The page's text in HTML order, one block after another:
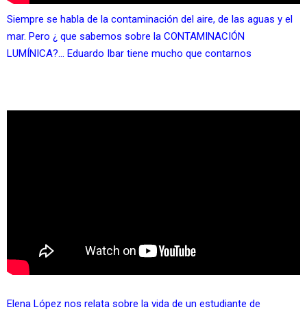
Siempre se habla de la contaminación del aire, de las aguas y el
mar. Pero ¿ que sabemos sobre la CONTAMINACIÓN
LUMÍNICA?… Eduardo Ibar tiene mucho que contarnos
Elena López nos relata sobre la vida de un estudiante de